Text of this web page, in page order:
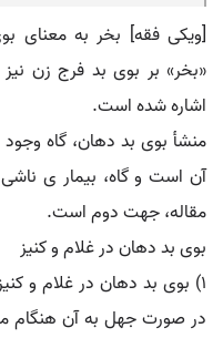
[ویکی فقه] بخر به معنای
«بخر» بر بوی بد فرج زن
اشاره شده است.
منشأ بوی بد دهان، گاه
آن است و گاه، بیمار ی
مقاله، جهت دوم است.
بوی بد دهان در غلام و کنیز
۱) بوی بد دهان در غلام و